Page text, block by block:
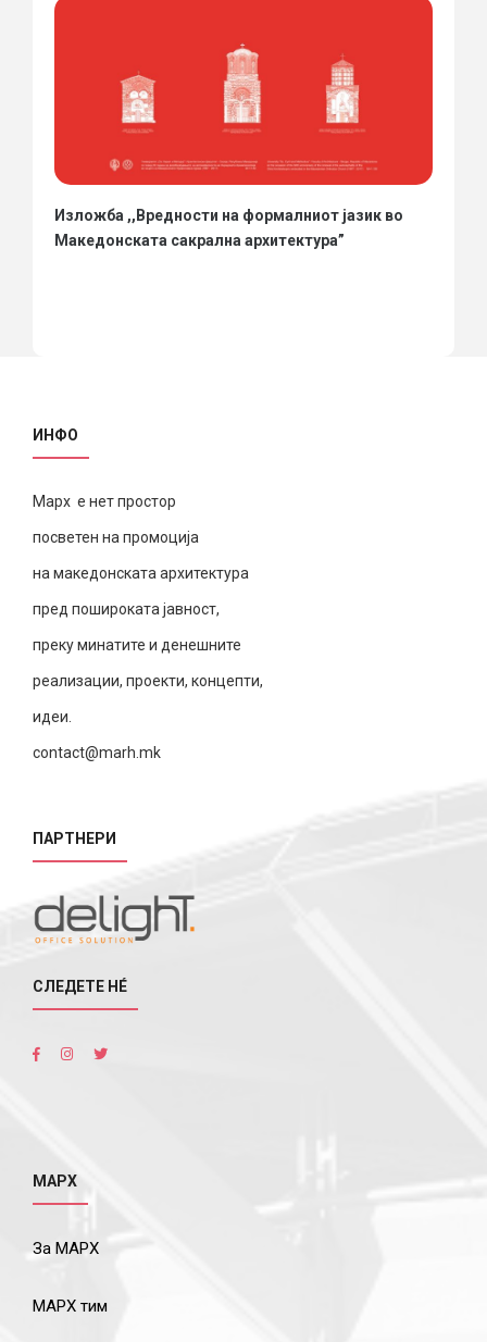
Изложба ,,Вредности на формалниот јазик во
Македонската сакрална архитектура”
ИНФО
Марх е нет простор
посветен на промоција
на македонската архитектура
пред пошироката јавност,
преку минатите и денешните
реализации, проекти, концепти,
идеи.
contact@marh.mk
ПАРТНЕРИ
СЛЕДЕТЕ НÉ
МАРХ
За МАРХ
МАРХ тим